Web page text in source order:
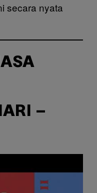
secara nyata
–